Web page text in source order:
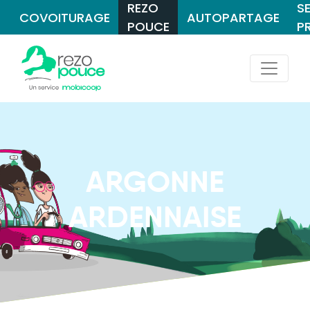
COVOITURAGE
REZO
POUCE
AUTOPARTAGE
ARGONNE
ARDENNAISE